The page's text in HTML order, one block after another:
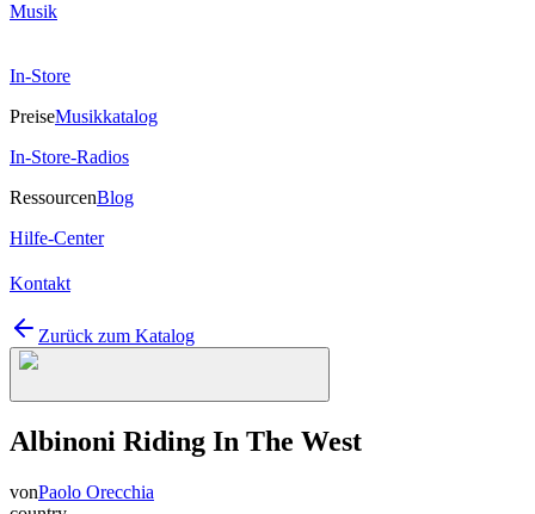
Musik
In-Store
PreiseMusikkatalog
In-Store-Radios
RessourcenBlog
Hilfe-Center
Kontakt
Zurück zum Katalog
Albinoni Riding In The West
vonPaolo Orecchia